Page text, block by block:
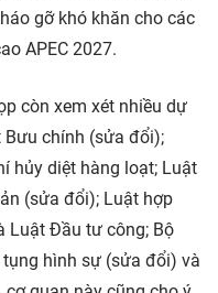
gỡ khó khăn cho các
APEC 2027.
còn xem xét nhiều dự
chính (sửa đổi);
hủy diệt hàng loạt; Luật
(sửa đổi); Luật hợp
Luật Đầu tư công; Bộ
hình sự (sửa đổi) và